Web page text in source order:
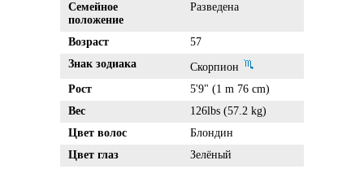
Семейное
положение
Разведена
Возраст
57
Знак зодиака
Скорпион
Рост
5'9" (1 m 76 cm)
Вес
126lbs (57.2 kg)
Цвет волос
Блондин
Цвет глаз
Зелёный